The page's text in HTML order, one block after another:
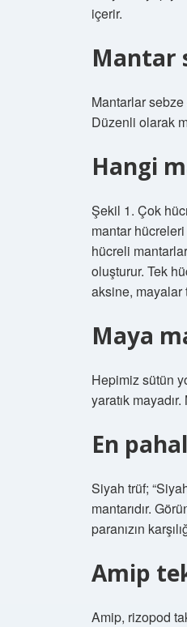
içerir.
Mantar
Mantarlar sebze
Düzenli olarak
Hangi
Şekil 1. Çok
mantar
hücreli
oluşturur. Tek
aksine, mayalar
Maya
Hepimiz sütün
yaratık
En
Siyah trüf;
mantarıdır.
paranızın
Amip
Amip, rizopod